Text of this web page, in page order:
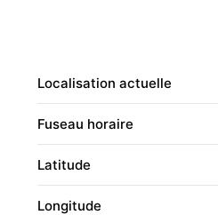
Localisation actuelle
Fuseau horaire
Latitude
Longitude